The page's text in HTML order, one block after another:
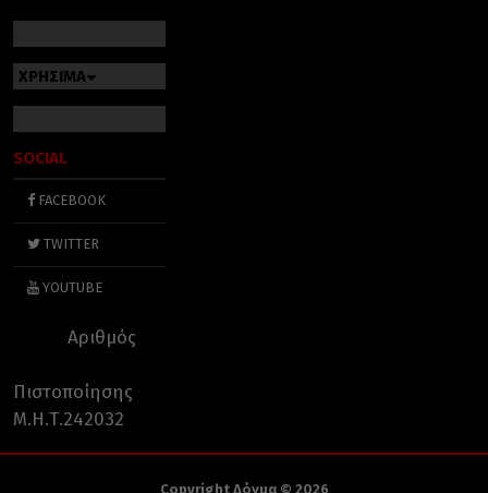
ΧΡΗΣΙΜΑ
SOCIAL
FACEBOOK
TWITTER
YOUTUBE
Αριθμός
Πιστοποίησης
Μ.Η.Τ.242032
Copyright Δόγμα © 2026